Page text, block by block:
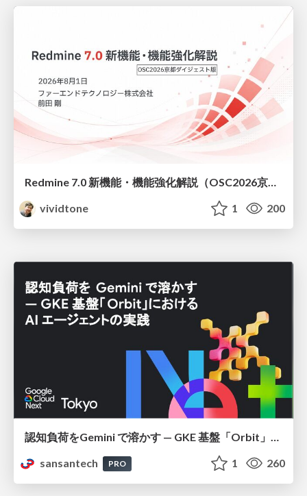
Redmine 7.0 新機能・機能強化解説（OSC2026京都ダイジェスト版）
vividtone
1 200
認知負荷をGemini で溶かす — GKE 基盤「Orbit」における AI エージェントの実践
sansantech
PRO 1 260